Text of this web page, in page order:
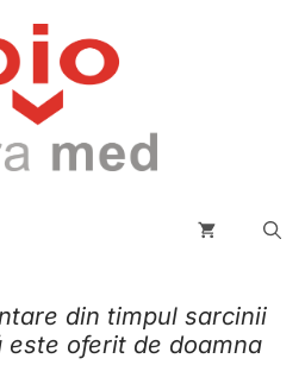
din timpul sarcinii
este oferit de doamna